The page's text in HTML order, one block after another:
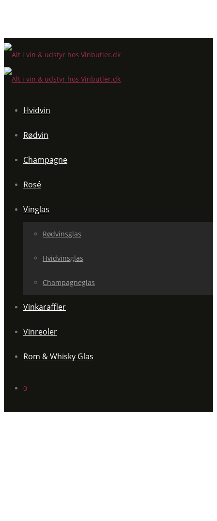
Hvidvin
Rødvin
Champagne
Rosé
Vinglas
Rødvinsglas
Hvidvinsglas
Champagneglas
Vinkaraffler
Vinreoler
Rom & Whisky Glas
0